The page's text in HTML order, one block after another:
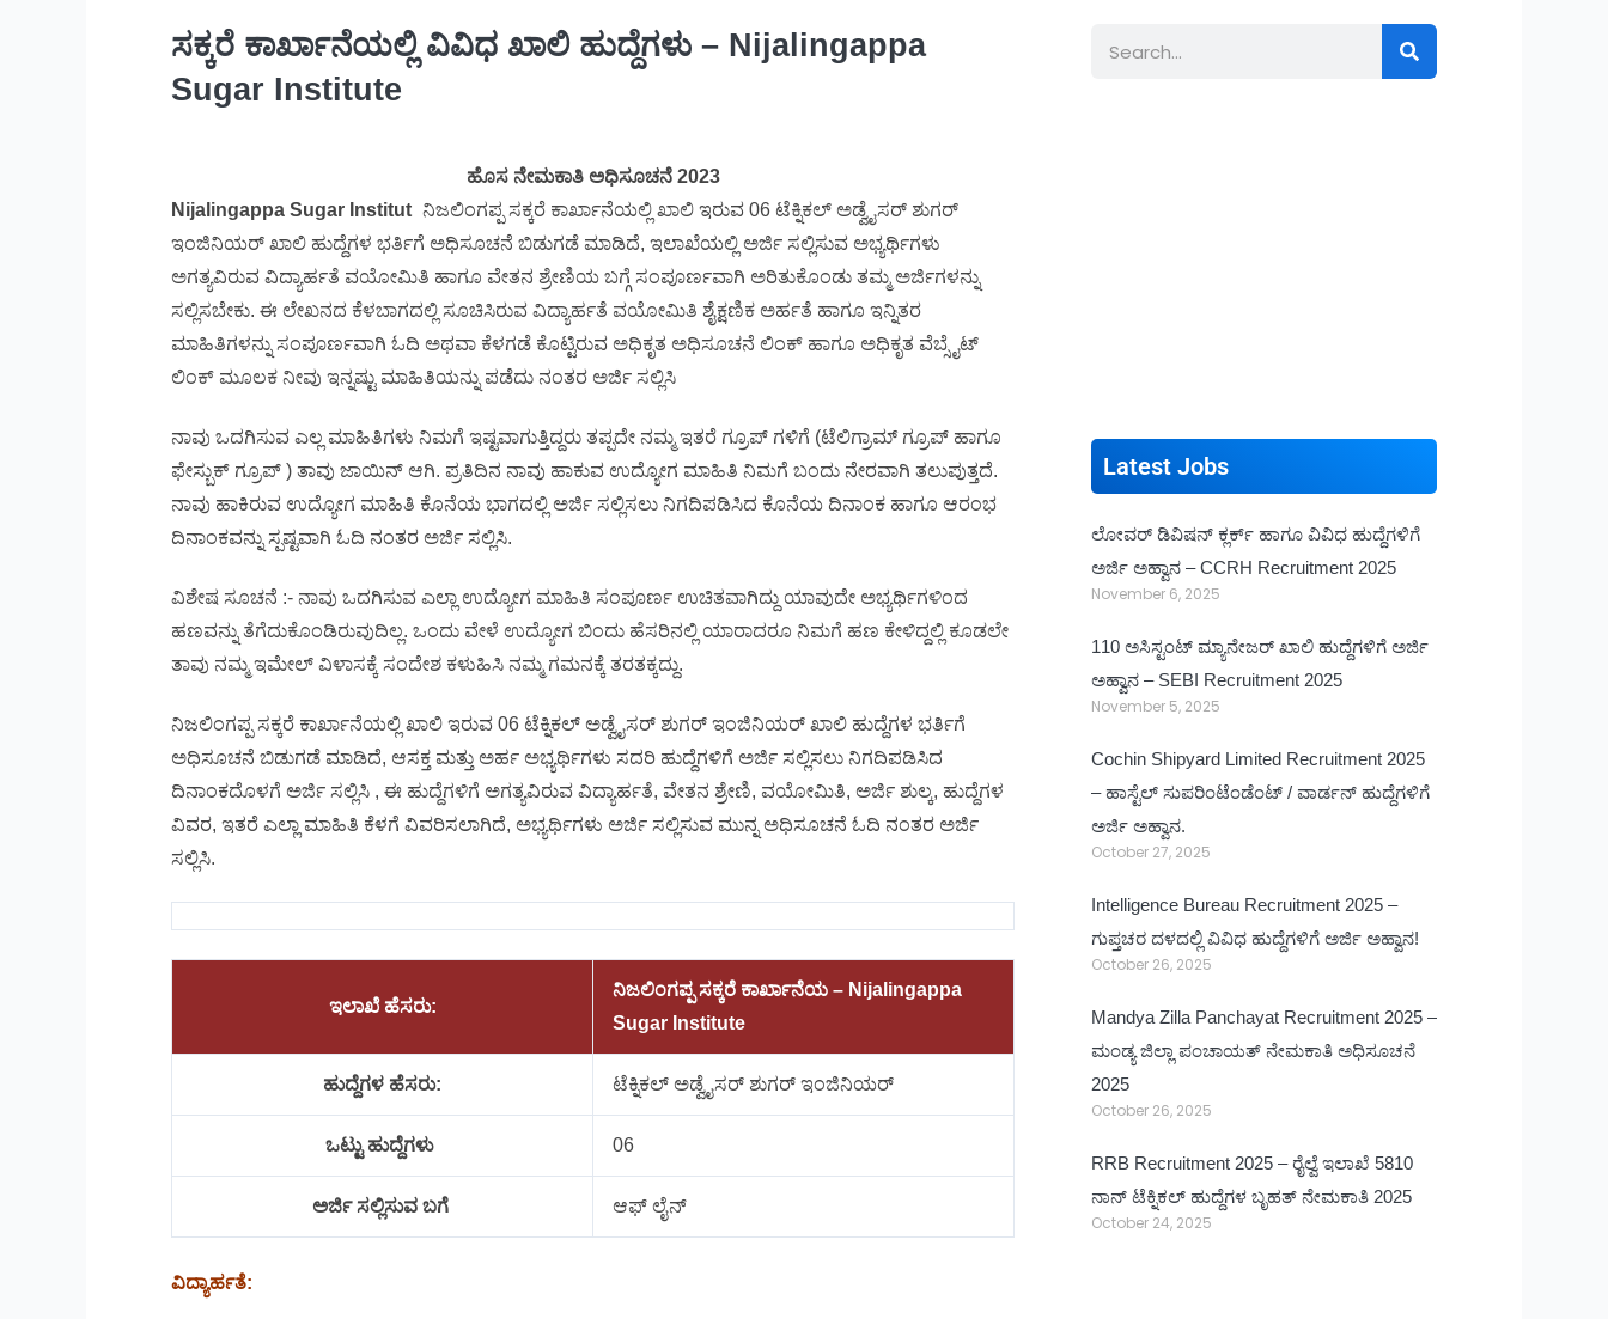
ಸಕ್ಕರೆ ಕಾರ್ಖಾನೆಯಲ್ಲಿ ವಿವಿಧ ಖಾಲಿ ಹುದ್ದೆಗಳು – Nijalingappa
Sugar Institute
ಹೊಸ ನೇಮಕಾತಿ ಅಧಿಸೂಚನೆ 2023
Nijalingappa Sugar Institut ನಿಜಲಿಂಗಪ್ಪ ಸಕ್ಕರೆ ಕಾರ್ಖಾನೆಯಲ್ಲಿ ಖಾಲಿ ಇರುವ 06 ಟೆಕ್ನಿಕಲ್ ಅಡ್ವೈಸರ್ ಶುಗರ್
ಇಂಜಿನಿಯರ್ ಖಾಲಿ ಹುದ್ದೆಗಳ ಭರ್ತಿಗೆ ಅಧಿಸೂಚನೆ ಬಿಡುಗಡೆ ಮಾಡಿದೆ, ಇಲಾಖೆಯಲ್ಲಿ ಅರ್ಜಿ ಸಲ್ಲಿಸುವ ಅಭ್ಯರ್ಥಿಗಳು
ಅಗತ್ಯವಿರುವ ವಿದ್ಯಾರ್ಹತೆ ವಯೋಮಿತಿ ಹಾಗೂ ವೇತನ ಶ್ರೇಣಿಯ ಬಗ್ಗೆ ಸಂಪೂರ್ಣವಾಗಿ ಅರಿತುಕೊಂಡು ತಮ್ಮ ಅರ್ಜಿಗಳನ್ನು
ಸಲ್ಲಿಸಬೇಕು. ಈ ಲೇಖನದ ಕೆಳಬಾಗದಲ್ಲಿ ಸೂಚಿಸಿರುವ ವಿದ್ಯಾರ್ಹತೆ ವಯೋಮಿತಿ ಶೈಕ್ಷಣಿಕ ಅರ್ಹತೆ ಹಾಗೂ ಇನ್ನಿತರ
ಮಾಹಿತಿಗಳನ್ನು ಸಂಪೂರ್ಣವಾಗಿ ಓದಿ ಅಥವಾ ಕೆಳಗಡೆ ಕೊಟ್ಟಿರುವ ಅಧಿಕೃತ ಅಧಿಸೂಚನೆ ಲಿಂಕ್ ಹಾಗೂ ಅಧಿಕೃತ ವೆಬ್ಸೈಟ್
ಲಿಂಕ್ ಮೂಲಕ ನೀವು ಇನ್ನಷ್ಟು ಮಾಹಿತಿಯನ್ನು ಪಡೆದು ನಂತರ ಅರ್ಜಿ ಸಲ್ಲಿಸಿ
ನಾವು ಒದಗಿಸುವ ಎಲ್ಲ ಮಾಹಿತಿಗಳು ನಿಮಗೆ ಇಷ್ಟವಾಗುತ್ತಿದ್ದರು ತಪ್ಪದೇ ನಮ್ಮ ಇತರೆ ಗ್ರೂಪ್ ಗಳಿಗೆ (ಟೆಲಿಗ್ರಾಮ್ ಗ್ರೂಪ್ ಹಾಗೂ
ಫೇಸ್ಬುಕ್ ಗ್ರೂಪ್ ) ತಾವು ಜಾಯಿನ್ ಆಗಿ. ಪ್ರತಿದಿನ ನಾವು ಹಾಕುವ ಉದ್ಯೋಗ ಮಾಹಿತಿ ನಿಮಗೆ ಬಂದು ನೇರವಾಗಿ ತಲುಪುತ್ತದೆ.
ನಾವು ಹಾಕಿರುವ ಉದ್ಯೋಗ ಮಾಹಿತಿ ಕೊನೆಯ ಭಾಗದಲ್ಲಿ ಅರ್ಜಿ ಸಲ್ಲಿಸಲು ನಿಗದಿಪಡಿಸಿದ ಕೊನೆಯ ದಿನಾಂಕ ಹಾಗೂ ಆರಂಭ
ದಿನಾಂಕವನ್ನು ಸ್ಪಷ್ಟವಾಗಿ ಓದಿ ನಂತರ ಅರ್ಜಿ ಸಲ್ಲಿಸಿ.
ವಿಶೇಷ ಸೂಚನೆ :- ನಾವು ಒದಗಿಸುವ ಎಲ್ಲಾ ಉದ್ಯೋಗ ಮಾಹಿತಿ ಸಂಪೂರ್ಣ ಉಚಿತವಾಗಿದ್ದು ಯಾವುದೇ ಅಭ್ಯರ್ಥಿಗಳಿಂದ
ಹಣವನ್ನು ತೆಗೆದುಕೊಂಡಿರುವುದಿಲ್ಲ. ಒಂದು ವೇಳೆ ಉದ್ಯೋಗ ಬಿಂದು ಹೆಸರಿನಲ್ಲಿ ಯಾರಾದರೂ ನಿಮಗೆ ಹಣ ಕೇಳಿದ್ದಲ್ಲಿ ಕೂಡಲೇ
ತಾವು ನಮ್ಮ ಇಮೇಲ್ ವಿಳಾಸಕ್ಕೆ ಸಂದೇಶ ಕಳುಹಿಸಿ ನಮ್ಮ ಗಮನಕ್ಕೆ ತರತಕ್ಕದ್ದು.
ನಿಜಲಿಂಗಪ್ಪ ಸಕ್ಕರೆ ಕಾರ್ಖಾನೆಯಲ್ಲಿ ಖಾಲಿ ಇರುವ 06 ಟೆಕ್ನಿಕಲ್ ಅಡ್ವೈಸರ್ ಶುಗರ್ ಇಂಜಿನಿಯರ್ ಖಾಲಿ ಹುದ್ದೆಗಳ ಭರ್ತಿಗೆ
ಅಧಿಸೂಚನೆ ಬಿಡುಗಡೆ ಮಾಡಿದೆ, ಆಸಕ್ತ ಮತ್ತು ಅರ್ಹ ಅಭ್ಯರ್ಥಿಗಳು ಸದರಿ ಹುದ್ದೆಗಳಿಗೆ ಅರ್ಜಿ ಸಲ್ಲಿಸಲು ನಿಗದಿಪಡಿಸಿದ
ದಿನಾಂಕದೊಳಗೆ ಅರ್ಜಿ ಸಲ್ಲಿಸಿ , ಈ ಹುದ್ದೆಗಳಿಗೆ ಅಗತ್ಯವಿರುವ ವಿದ್ಯಾರ್ಹತೆ, ವೇತನ ಶ್ರೇಣಿ, ವಯೋಮಿತಿ, ಅರ್ಜಿ ಶುಲ್ಕ, ಹುದ್ದೆಗಳ
ವಿವರ, ಇತರೆ ಎಲ್ಲಾ ಮಾಹಿತಿ ಕೆಳಗೆ ವಿವರಿಸಲಾಗಿದೆ, ಅಭ್ಯರ್ಥಿಗಳು ಅರ್ಜಿ ಸಲ್ಲಿಸುವ ಮುನ್ನ ಅಧಿಸೂಚನೆ ಓದಿ ನಂತರ ಅರ್ಜಿ
ಸಲ್ಲಿಸಿ.
ಇಲಾಖೆ ಹೆಸರು:
ನಿಜಲಿಂಗಪ್ಪ ಸಕ್ಕರೆ ಕಾರ್ಖಾನೆಯ – Nijalingappa
Sugar Institute
ಹುದ್ದೆಗಳ ಹೆಸರು: ಟೆಕ್ನಿಕಲ್ ಅಡ್ವೈಸರ್ ಶುಗರ್ ಇಂಜಿನಿಯರ್
ಒಟ್ಟು ಹುದ್ದೆಗಳು 06
ಅರ್ಜಿ ಸಲ್ಲಿಸುವ ಬಗೆ ಆಫ್ ಲೈನ್
ವಿದ್ಯಾರ್ಹತೆ:
Search
Latest Jobs
ಲೋವರ್ ಡಿವಿಷನ್ ಕ್ಲರ್ಕ್ ಹಾಗೂ ವಿವಿಧ ಹುದ್ದೆಗಳಿಗೆ
ಅರ್ಜಿ ಅಹ್ವಾನ – CCRH Recruitment 2025
November 6, 2025
110 ಅಸಿಸ್ಟಂಟ್ ಮ್ಯಾನೇಜರ್ ಖಾಲಿ ಹುದ್ದೆಗಳಿಗೆ ಅರ್ಜಿ
ಅಹ್ವಾನ – SEBI Recruitment 2025
November 5, 2025
Cochin Shipyard Limited Recruitment 2025
– ಹಾಸ್ಟೆಲ್ ಸುಪರಿಂಟೆಂಡೆಂಟ್ / ವಾರ್ಡನ್ ಹುದ್ದೆಗಳಿಗೆ
ಅರ್ಜಿ ಅಹ್ವಾನ.
October 27, 2025
Intelligence Bureau Recruitment 2025 –
ಗುಪ್ತಚರ ದಳದಲ್ಲಿ ವಿವಿಧ ಹುದ್ದೆಗಳಿಗೆ ಅರ್ಜಿ ಅಹ್ವಾನ!
October 26, 2025
Mandya Zilla Panchayat Recruitment 2025 –
ಮಂಡ್ಯ ಜಿಲ್ಲಾ ಪಂಚಾಯತ್ ನೇಮಕಾತಿ ಅಧಿಸೂಚನೆ
2025
October 26, 2025
RRB Recruitment 2025 – ರೈಲ್ವೆ ಇಲಾಖೆ 5810
ನಾನ್ ಟೆಕ್ನಿಕಲ್ ಹುದ್ದೆಗಳ ಬೃಹತ್ ನೇಮಕಾತಿ 2025
October 24, 2025